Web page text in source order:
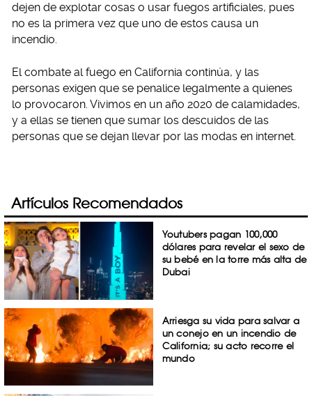
dejen de explotar cosas o usar fuegos artificiales, pues
no es la primera vez que uno de estos causa un
incendio.
El combate al fuego en California continúa, y las
personas exigen que se penalice legalmente a quienes
lo provocaron. Vivimos en un año 2020 de calamidades,
y a ellas se tienen que sumar los descuidos de las
personas que se dejan llevar por las modas en internet.
Artículos Recomendados
Youtubers pagan 100,000
dólares para revelar el sexo de
su bebé en la torre más alta de
Dubai
Arriesga su vida para salvar a
un conejo en un incendio de
California; su acto recorre el
mundo